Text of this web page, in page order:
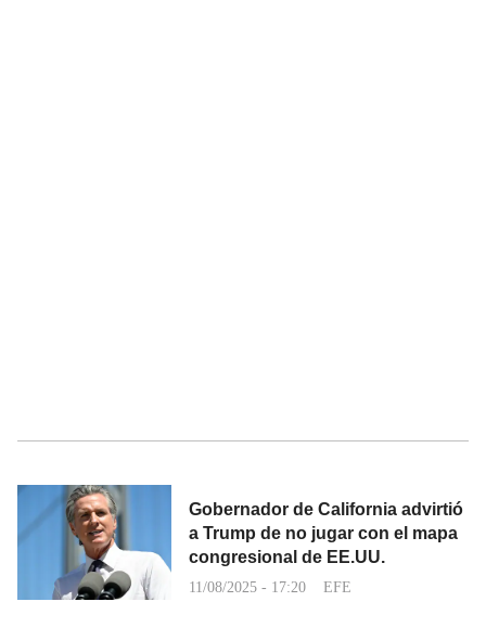
Gobernador de California advirtió
a Trump de no jugar con el mapa
congresional de EE.UU.
11/08/2025 - 17:20 EFE